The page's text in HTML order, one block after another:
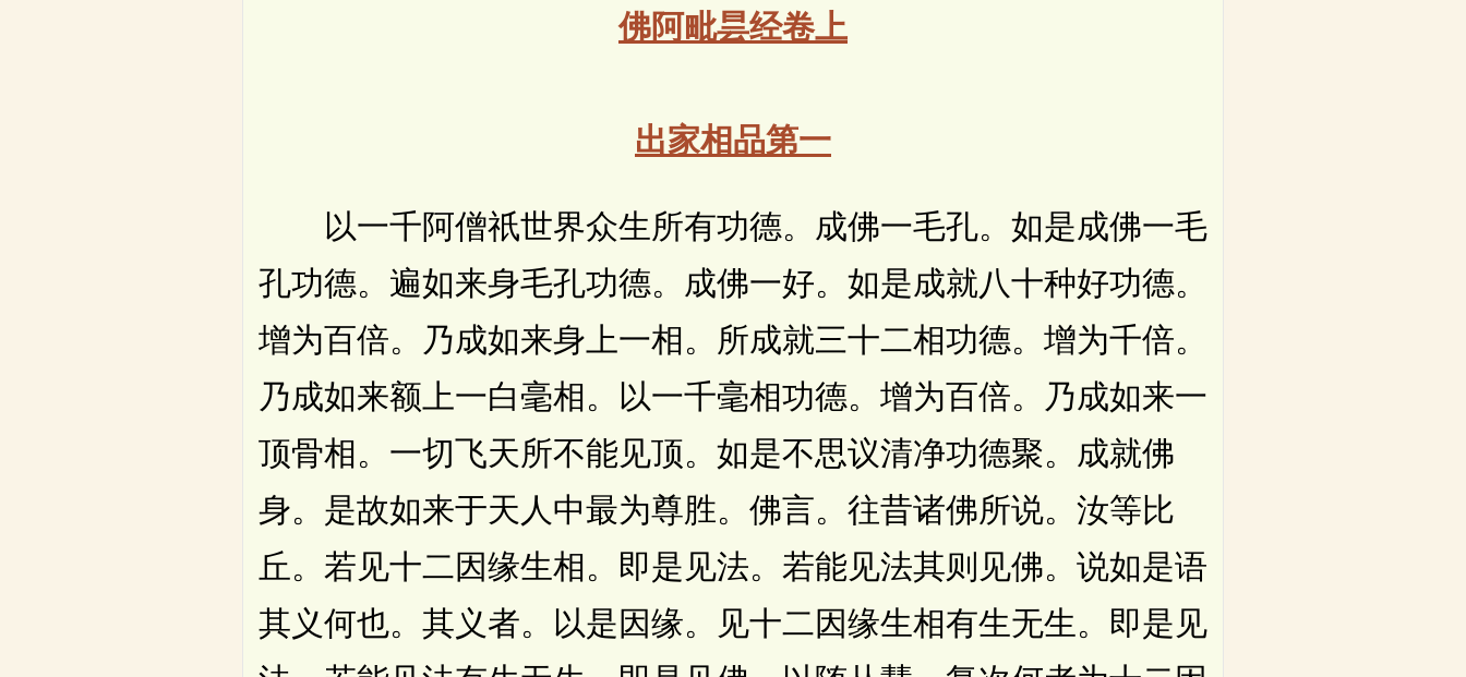
佛阿毗昙经卷上
出家相品第一
以一千阿僧祇世界众生所有功德。成佛一毛孔。如是成佛一毛
孔功德。遍如来身毛孔功德。成佛一好。如是成就八十种好功德。
增为百倍。乃成如来身上一相。所成就三十二相功德。增为千倍。
乃成如来额上一白毫相。以一千毫相功德。增为百倍。乃成如来一
顶骨相。一切飞天所不能见顶。如是不思议清净功德聚。成就佛
身。是故如来于天人中最为尊胜。佛言。往昔诸佛所说。汝等比
丘。若见十二因缘生相。即是见法。若能见法其则见佛。说如是语
其义何也。其义者。以是因缘。见十二因缘生相有生无生。即是见